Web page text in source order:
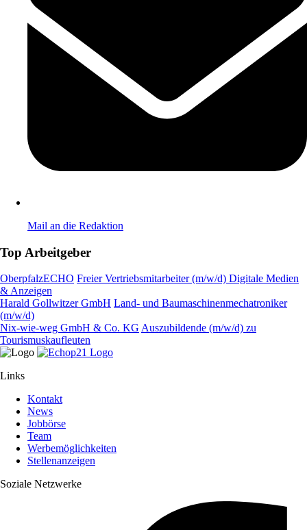
Mail an die Redaktion
Top Arbeitgeber
OberpfalzECHO Freier Vertriebsmitarbeiter (m/w/d) Digitale Medien
& Anzeigen
Harald Gollwitzer GmbH Land- und Baumaschinenmechatroniker
(m/w/d)
Nix-wie-weg GmbH & Co. KG Auszubildende (m/w/d) zu
Tourismuskaufleuten
Links
Kontakt
News
Jobbörse
Team
Werbemöglichkeiten
Stellenanzeigen
Soziale Netzwerke